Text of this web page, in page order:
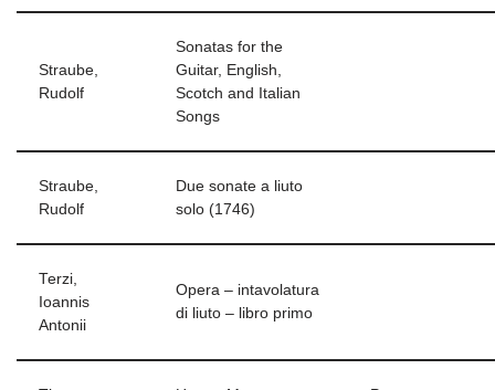
Straube,
Rudolf
Sonatas for the
Guitar, English,
Scotch and Italian
Songs
Straube,
Rudolf
Due sonate a liuto
solo (1746)
Terzi,
Ioannis
Antonii
Opera – intavolatura
di liuto – libro primo